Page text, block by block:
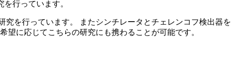
行っています。
を行っています。 またシンチレータとチェレンコフ検出器を
に応じてこちらの研究にも携わることが可能です。